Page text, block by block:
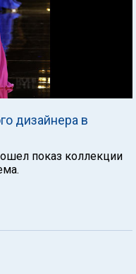
дизайнера в
показ коллекции